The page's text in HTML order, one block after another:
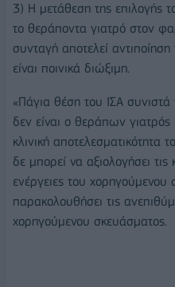
3) Η μετάθεση της επιλογής
το θεράποντα γιατρό στον
συνταγή αποτελεί
είναι ποινικά διώξιμη.
«Πάγια θέση του ΙΣΑ
δεν είναι ο θεράπων γιατρός
κλινική
δε μπορεί να αξιολογήσει τις
ενέργειες του
παρακολουθήσει τις
χορηγούμενου σκευάσματος.